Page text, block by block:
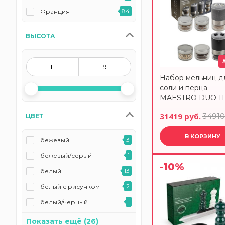
Франция 84
ВЫСОТА
ЦВЕТ
бежевый 3
бежевый/серый 1
белый 13
белый с рисунком 2
белый/черный 1
Показать ещё (26)
Набор мельниц
соли и перца
MAESTRO DUO
31419 руб.
В КОРЗИНУ
-10%